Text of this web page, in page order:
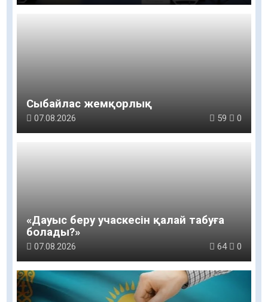
Сыбайлас жемқорлық
07.08.2026 59 0
«Дауыс беру учаскесін қалай табуға
болады?»￼
07.08.2026 64 0